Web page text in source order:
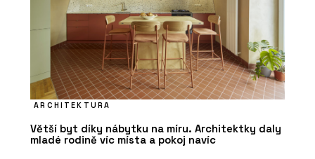
ARCHITEKTURA
Větší byt díky nábytku na míru. Architektky daly
mladé rodině víc místa a pokoj navíc